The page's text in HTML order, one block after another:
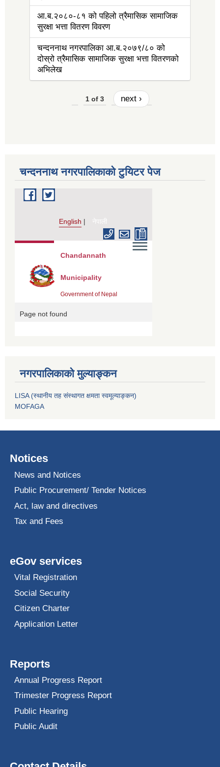
आ.ब.२०८०-८१ को पहिलो त्रैमासिक सामाजिक
सुरक्षा भत्ता वितरण विवरण
चन्दननाथ नगरपालिका आ.ब.२०७९/८० को
दोस्रो त्रैमासिक सामाजिक सुरक्षा भत्ता वितरणको
अभिलेख
1 of 3 next ›
चन्दननाथ नगरपालिकाको टुयिटर पेज
नगरपालिकाको मुल्याङ्कन
LISA (स्थानीय तह संस्थागत क्षमता स्वमूल्याङ्कन)
MOFAGA
Notices
News and Notices
Public Procurement/ Tender Notices
Act, law and directives
Tax and Fees
eGov services
Vital Registration
Social Security
Citizen Charter
Application Letter
Reports
Annual Progress Report
Trimester Progress Report
Public Hearing
Public Audit